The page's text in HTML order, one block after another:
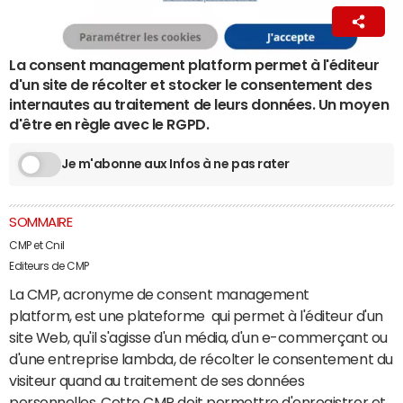
24 juin 2020 16:51
La consent management platform permet à l'éditeur
d'un site de récolter et stocker le consentement des
internautes au traitement de leurs données. Un moyen
d'être en règle avec le RGPD.
Je m'abonne aux Infos à ne pas rater
SOMMAIRE
CMP et Cnil
Editeurs de CMP
La CMP, acronyme de consent management
platform, est une plateforme qui permet à l'éditeur d'un
site Web, qu'il s'agisse d'un média, d'un e-commerçant ou
d'une entreprise lambda, de récolter le consentement du
visiteur quand au traitement de ses données